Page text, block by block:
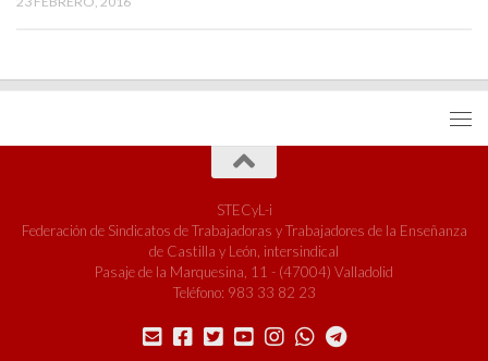
STECyL-i
Federación de Sindicatos de Trabajadoras y Trabajadores de la Enseñanza
de Castilla y León, intersindical
Pasaje de la Marquesina, 11 - (47004) Valladolid
Teléfono: 983 33 82 23